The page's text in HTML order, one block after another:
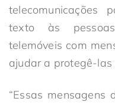
telecomunicações
texto às
telemóveis com
ajudar a protegê-las
“Essas